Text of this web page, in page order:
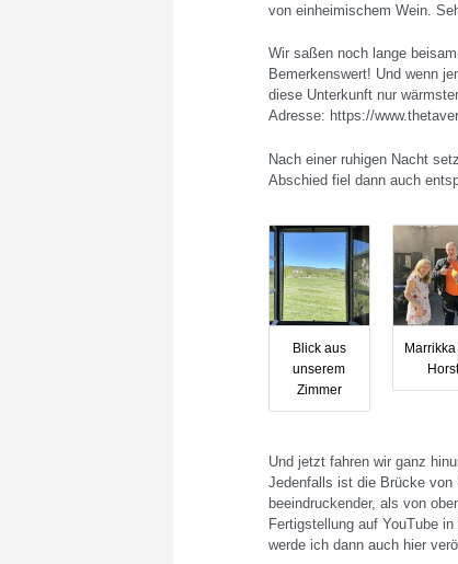
von einheimischem Wein.
Wir saßen noch lange
Bemerkenswert! Und wenn
diese Unterkunft nur
Adresse: https://
Nach einer ruhigen Nacht
Abschied fiel dann auch
Blick aus
unserem
Zimmer
Marrikka
Und jetzt fahren wir ganz
Jedenfalls ist die Brücke von
beeindruckender, als von
Fertigstellung auf YouTube
werde ich dann auch hier